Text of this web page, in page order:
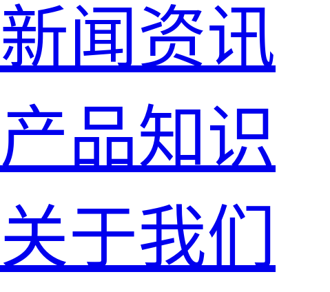
新闻资讯
产品知识
关于我们